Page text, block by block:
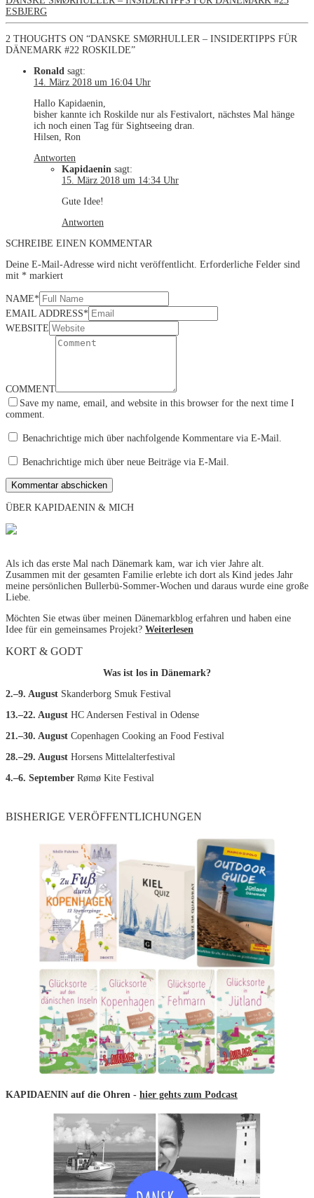
ESBJERG
2 THOUGHTS ON “DANSKE SMØRHULLER – INSIDERTIPPS FÜR
DÄNEMARK #22 ROSKILDE”
Ronald sagt:
14. März 2018 um 16:04 Uhr
Hallo Kapidaenin,
bisher kannte ich Roskilde nur als Festivalort, nächstes Mal hänge
ich noch einen Tag für Sightseeing dran.
Hilsen, Ron
Antworten
Kapidaenin sagt:
15. März 2018 um 14:34 Uhr
Gute Idee!
Antworten
SCHREIBE EINEN KOMMENTAR
Deine E-Mail-Adresse wird nicht veröffentlicht. Erforderliche Felder sind
mit * markiert
NAME*
EMAIL ADDRESS*
WEBSITE
COMMENT
Save my name, email, and website in this browser for the next time I
comment.
Benachrichtige mich über nachfolgende Kommentare via E-Mail.
Benachrichtige mich über neue Beiträge via E-Mail.
ÜBER KAPIDAENIN & MICH
Als ich das erste Mal nach Dänemark kam, war ich vier Jahre alt.
Zusammen mit der gesamten Familie erlebte ich dort als Kind jedes Jahr
meine persönlichen Bullerbü-Sommer-Wochen und daraus wurde eine große
Liebe.
Möchten Sie etwas über meinen Dänemarkblog erfahren und haben eine
Idee für ein gemeinsames Projekt? Weiterlesen
KORT & GODT
Was ist los in Dänemark?
2.–9. August Skanderborg Smuk Festival
13.–22. August HC Andersen Festival in Odense
21.–30. August Copenhagen Cooking an Food Festival
28.–29. August Horsens Mittelalterfestival
4.–6. September Rømø Kite Festival
BISHERIGE VERÖFFENTLICHUNGEN
KAPIDAENIN auf die Ohren - hier gehts zum Podcast